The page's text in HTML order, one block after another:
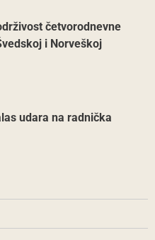
četvorodnevne
i Norveškoj
udara na radnička